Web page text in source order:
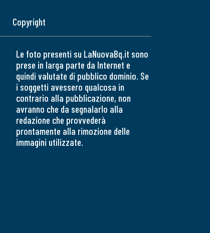
Copyright
Le foto presenti su LaNuovaBq.it sono
prese in larga parte da Internet e
quindi valutate di pubblico dominio. Se
i soggetti avessero qualcosa in
contrario alla pubblicazione, non
avranno che da segnalarlo alla
redazione che provvederà
prontamente alla rimozione delle
immagini utilizzate.